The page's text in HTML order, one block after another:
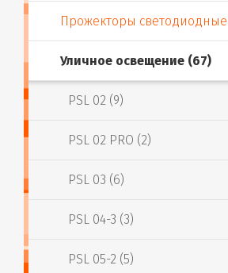
Прожекторы светодиодные
Уличное освещение (67)
PSL 02 (9)
PSL 02 PRO (2)
PSL 03 (6)
PSL 04-3 (3)
PSL 05-2 (5)